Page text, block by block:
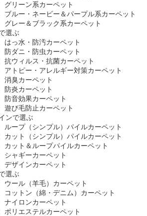
グリーン系カーペット
ブルー・ネービー＆パープル系カーペット
グレー＆ブラック系カーペット
選ぶ
はっ水・防汚カーペット
防ダニ・防虫カーペット
抗ウィルス・抗菌カーペット
アトピー・アレルギー対策カーペット
消臭カーペット
防炎カーペット
防音効果カーペット
遊び毛防止カーペット
ンで選ぶ
ループ（シンプル）パイルカーペット
カット（シンプル）パイルカーペット
カット＆ループパイルカーペット
シャギーカーペット
デザインカーペット
選ぶ
ウール（羊毛）カーペット
コットン（綿・デニム）カーペット
ナイロンカーペット
ポリエステルカーペット